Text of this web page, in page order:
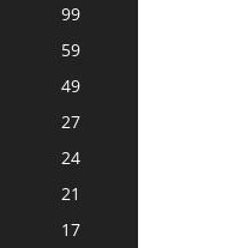
99
59
49
27
24
21
17